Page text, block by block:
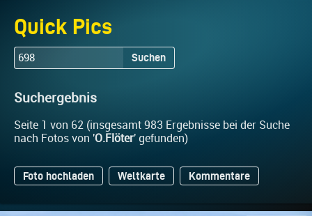
Quick Pics
Suchen
Suchergebnis
Seite 1 von 62 (insgesamt 983 Ergebnisse bei der Suche
nach Fotos von 'O.Flöter' gefunden)
Foto hochladen Weltkarte Kommentare